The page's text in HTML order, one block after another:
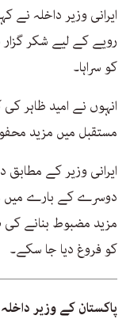
ایرانی وزیر داخلہ نے
رویے کے لیے شکر گزار
کو سراہا۔
انہوں نے امید ظاہر
مستقبل میں مزید
ایرانی وزیر کے
دوسرے کے بارے میں
مزید مضبوط بنانے کی
کو فروغ دیا جا سکے۔
پاکستان کے وزیر